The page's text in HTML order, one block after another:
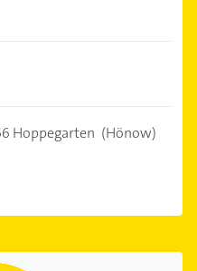
Hoppegarten (Hönow)